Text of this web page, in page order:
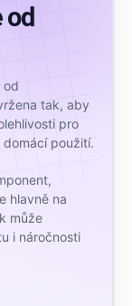
od
od
tak, aby
pro
domácí použití.
hlavně na
může
i náročnosti